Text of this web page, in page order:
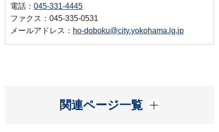
電話： 045-331-4445
ファクス：045-335-0531
メールアドレス： ho-doboku@city.yokohama.lg.jp
関連ページ一覧
開く